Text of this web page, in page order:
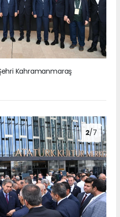
Kahramanmaraş
2/7